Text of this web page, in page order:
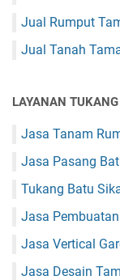
Jual Rumput
Jual Tanah
LAYANAN
Jasa Tanam
Jasa Pasang
Tukang Batu
Jasa
Jasa Vertical
Jasa Desain